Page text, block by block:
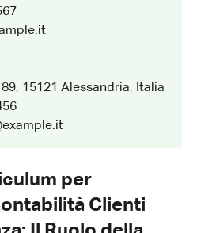
15121 Alessandria, Italia
per
Clienti